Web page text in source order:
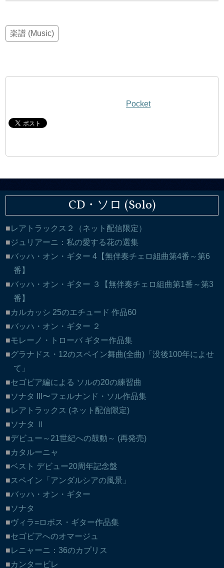
楽譜 (Music)
Pocket
CD・ソロ (Solo)
レアトラックス２（ネット配信限定）
ジュリアーニ：私の愛する花の選集
バッハ・オン・ギター 4【無伴奏チェロ組曲第4番～第6
番】
バッハ・オン・ギター ３【無伴奏チェロ組曲第1番～第3
番】
カルカッシ 25のエチュード 作品60
バッハ・オン・ギター ２
モレーノ・トローバ ギター作品集
グラナドス・12のスペイン舞曲(全曲)「没後100年によせ
て」
セゴビア編による ソルの20の練習曲
ソナタ III〜フェルナンド・ソル作品集
レアトラックス (ネット配信限定)
ソナタ Ⅱ
デビュー～21世紀への鼓動～ (再発売)
カタルーニャ
ベスト デビュー20周年記念盤
スペイン「アンダルシアの風景」
バッハ・オン・ギター
ソナタ
ヴィラ=ロボス・ギター作品集
セゴビアへのオマージュ
レニャーニ：36のカプリス
カンタービレ